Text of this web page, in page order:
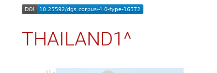
THAILAND1^